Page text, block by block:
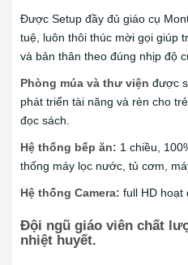
Được Setup đầy đủ giáo cụ
tuệ, luôn thôi thúc mời gọi giúp
và bản thân theo đúng nhịp độ
Phòng múa và thư viện được
phát triển tài năng và rèn cho
đọc sách.
Hệ thống bếp ăn: 1 chiều,
thống máy lọc nước, tủ cơm,
Hệ thống Camera: full HD hoạt
Đội ngũ giáo viên chất
nhiệt huyết.